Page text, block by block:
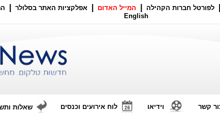
לפורטל חברות הקהילה המייל האדום אפלקציות האתר בסלולר
English
קשר וידיאו לוח אירועים וכנסים שאלות